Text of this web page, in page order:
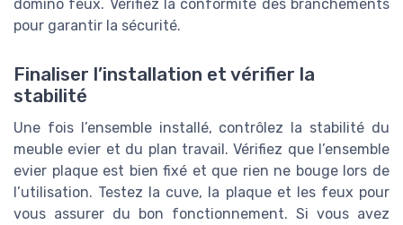
domino feux. Vérifiez la conformité des branchements
pour garantir la sécurité.
Finaliser l’installation et vérifier la
stabilité
Une fois l’ensemble installé, contrôlez la stabilité du
meuble evier et du plan travail. Vérifiez que l’ensemble
evier plaque est bien fixé et que rien ne bouge lors de
l’utilisation. Testez la cuve, la plaque et les feux pour
vous assurer du bon fonctionnement. Si vous avez